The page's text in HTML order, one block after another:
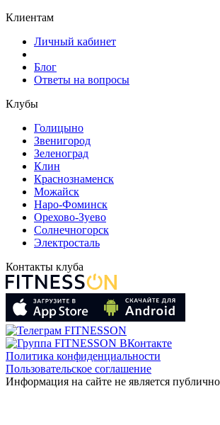
Клиентам
Личный кабинет
Блог
Ответы на вопросы
Клубы
Голицыно
Звенигород
Зеленоград
Клин
Краснознаменск
Можайск
Наро-Фоминск
Орехово-Зуево
Солнечногорск
Электросталь
Контакты клуба
Политика конфиденциальности
Пользовательское соглашение
Информация на сайте не является